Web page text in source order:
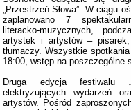
„Przestrzeń Słowa”. W ciągu
zaplanowano 7
literacko-muzycznych,
artystek i artystów –
tłumaczy. Wszystkie
18:00, wstęp na poszczególne
Druga edycja festiwalu
elektryzujących wydarzeń
artystów. Pośród